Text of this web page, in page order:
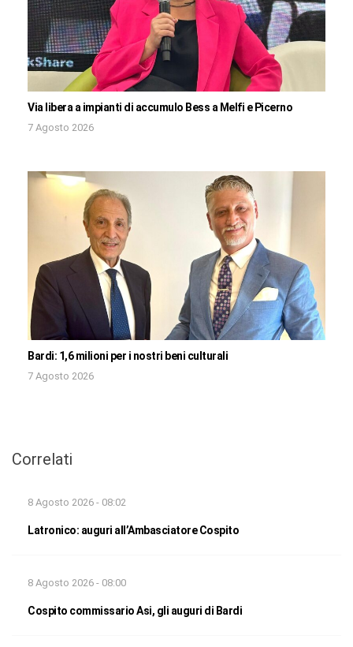
Via libera a impianti di accumulo Bess a Melfi e Picerno
7 Agosto 2026
Bardi: 1,6 milioni per i nostri beni culturali
7 Agosto 2026
Correlati
8 Agosto 2026 - 08:02
Latronico: auguri all’Ambasciatore Cospito
8 Agosto 2026 - 08:00
Cospito commissario Asi, gli auguri di Bardi